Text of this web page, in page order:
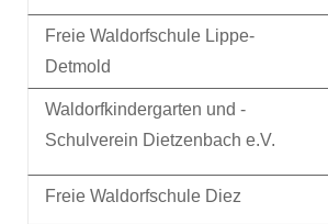
Freie Waldorfschule Lippe-
Detmold
Waldorfkindergarten und -
Schulverein Dietzenbach e.V.
Freie Waldorfschule Diez